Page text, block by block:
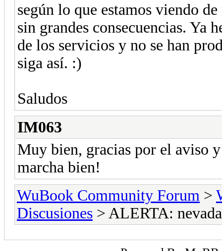
según lo que estamos viendo
sin grandes consecuencias. Ya
de los servicios y no se han
siga así. :)
Saludos
IM063
Muy bien, gracias por el aviso
marcha bien!
WuBook Community Forum >
Discusiones > ALERTA: